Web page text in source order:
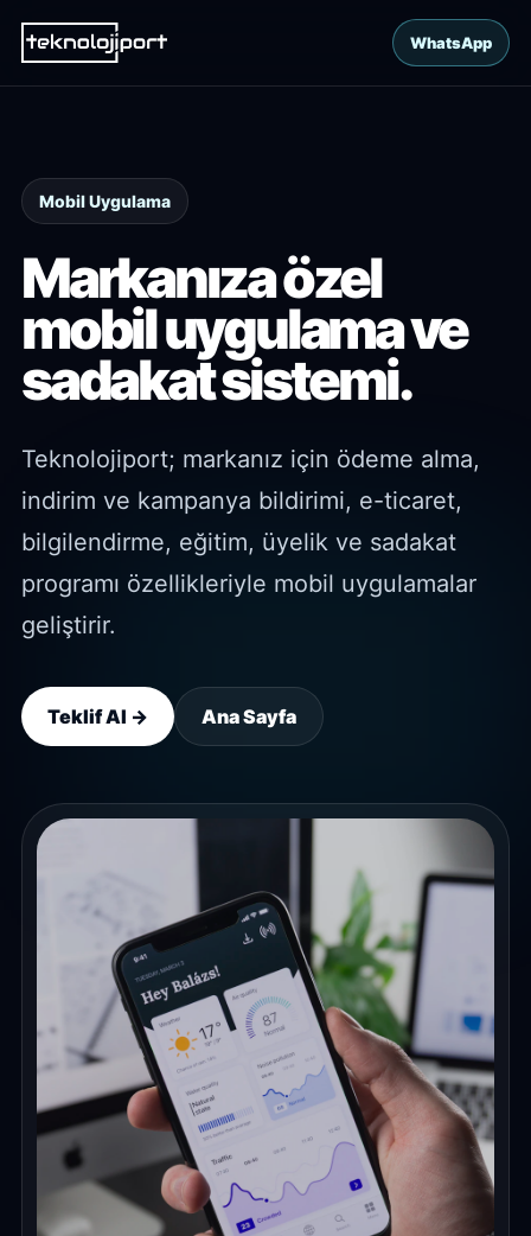
WhatsApp
Mobil Uygulama
Markanıza özel
mobil uygulama ve
sadakat sistemi.
Teknolojiport; markanız için ödeme alma,
indirim ve kampanya bildirimi, e-ticaret,
bilgilendirme, eğitim, üyelik ve sadakat
programı özellikleriyle mobil uygulamalar
geliştirir.
Teklif Al → Ana Sayfa